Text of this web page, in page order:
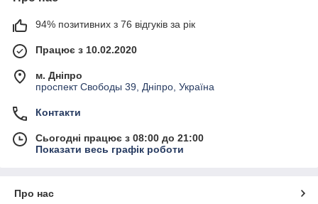
94% позитивних з 76 відгуків за рік
Працює з 10.02.2020
м. Дніпро
проспект Свободы 39, Дніпро, Україна
Контакти
Сьогодні працює з 08:00 до 21:00
Показати весь графік роботи
Про нас